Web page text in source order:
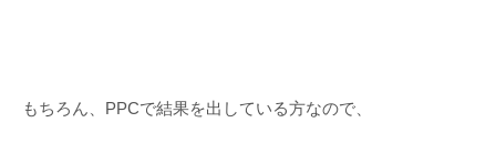
もちろん、PPCで結果を出している方なので、